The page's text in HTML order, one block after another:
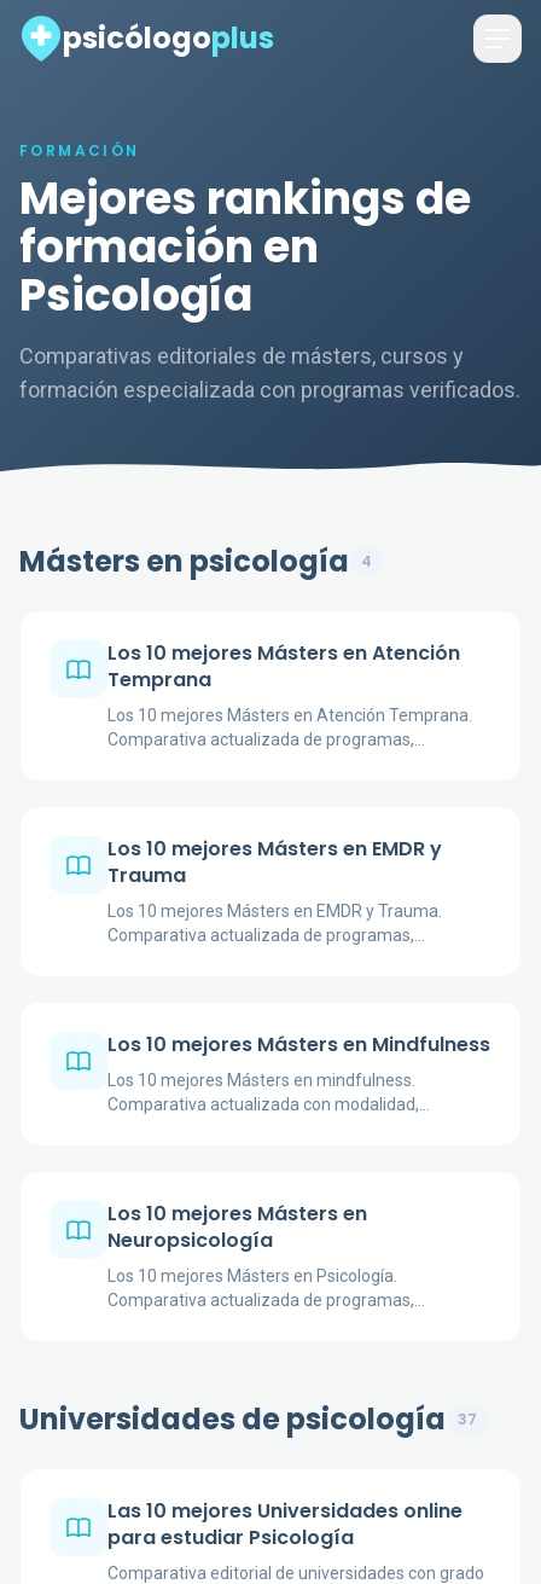
psicólogoplus
FORMACIÓN
Mejores rankings de
formación en
Psicología
Comparativas editoriales de másters, cursos y
formación especializada con programas verificados.
Másters en psicología 4
Los 10 mejores Másters en Atención
Temprana
Los 10 mejores Másters en Atención Temprana.
Comparativa actualizada de programas,
Los 10 mejores Másters en EMDR y
Trauma
Los 10 mejores Másters en EMDR y Trauma.
Comparativa actualizada de programas,
Los 10 mejores Másters en Mindfulness
Los 10 mejores Másters en mindfulness.
Comparativa actualizada con modalidad,
Los 10 mejores Másters en
Neuropsicología
Los 10 mejores Másters en Psicología.
Comparativa actualizada de programas,
Universidades de psicología 37
Las 10 mejores Universidades online
para estudiar Psicología
Comparativa editorial de universidades con grado